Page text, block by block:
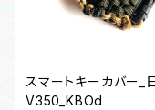
スマートキーカバー_
V350_KBOd